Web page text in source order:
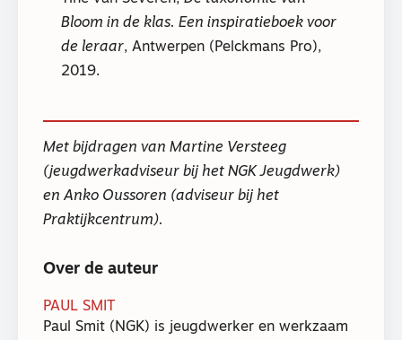
Bloom in de klas. Een inspiratieboek voor
de leraar, Antwerpen (Pelckmans Pro),
2019.
Met bijdragen van Martine Versteeg
(jeugdwerkadviseur bij het NGK Jeugdwerk)
en Anko Oussoren (adviseur bij het
Praktijkcentrum).
Over de auteur
PAUL SMIT
Paul Smit (NGK) is jeugdwerker en werkzaam